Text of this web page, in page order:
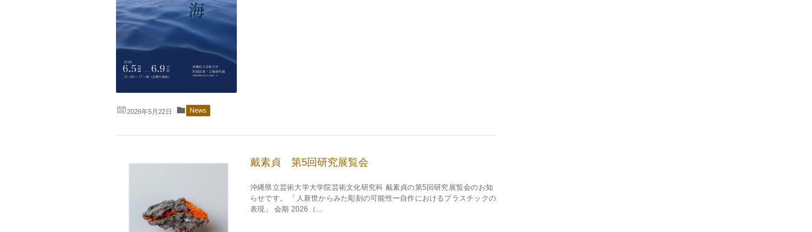
2026年5月22日 News
戴素貞 第5回研究展覧会
沖縄県立芸術大学大学院芸術文化研究科 戴素貞の第5回研究展覧会のお知
らせです。 「人新世からみた彫刻の可能性ー自作におけるプラスチックの
表現」 会期 2026（...